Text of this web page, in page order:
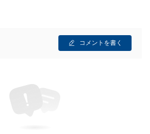
コメントを書く